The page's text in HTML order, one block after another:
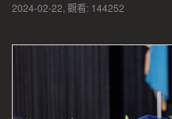
2024-02-22, 觀看: 144252